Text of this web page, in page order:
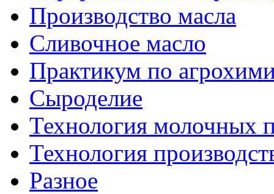
Производство масла
Сливочное масло
Практикум по
Сыроделие
Технология молочных
Технология
Разное